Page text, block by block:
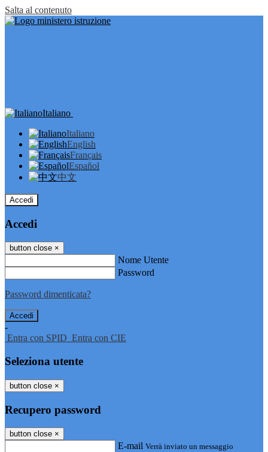
Salta al contenuto
Italiano
Italiano
English
Français
Español
中文
Accedi
Accedi
button close ×
Nome Utente
Password
Password dimenticata?
-
Entra con SPID Entra con CIE
Seleziona utente
button close ×
Recupero password
button close ×
E-mail Verrà inviato un messaggio